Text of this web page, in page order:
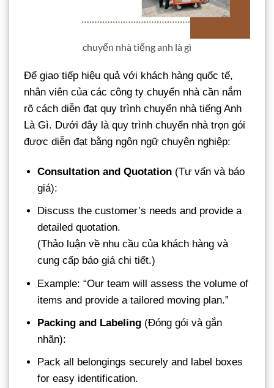
chuyển nhà tiếng anh là gì
Để giao tiếp hiệu quả với khách hàng quốc tế,
nhân viên của các công ty chuyển nhà cần nắm
rõ cách diễn đạt quy trình chuyển nhà tiếng Anh
Là Gì. Dưới đây là quy trình chuyển nhà trọn gói
được diễn đạt bằng ngôn ngữ chuyên nghiệp:
Consultation and Quotation (Tư vấn và báo
giá):
Discuss the customer’s needs and provide a
detailed quotation.
(Thảo luận về nhu cầu của khách hàng và
cung cấp báo giá chi tiết.)
Example: “Our team will assess the volume of
items and provide a tailored moving plan.”
Packing and Labeling (Đóng gói và gắn
nhãn):
Pack all belongings securely and label boxes
for easy identification.